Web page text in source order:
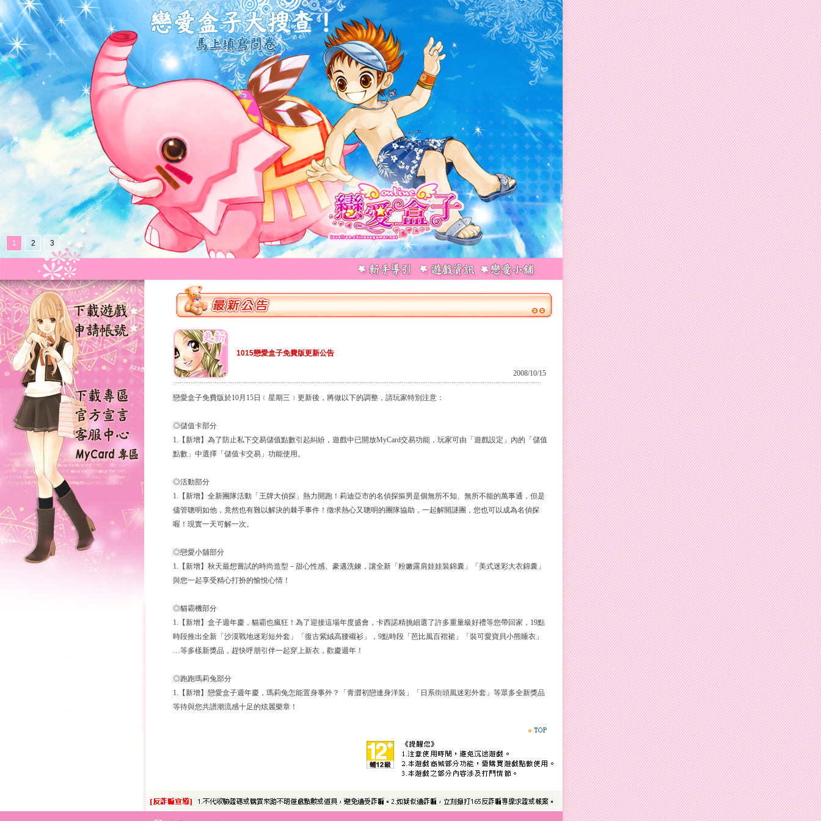
1 2 3
1015戀愛盒子免費版更新公告
2008/10/15
戀愛盒子免費版於10月15日﹝星期三﹞更新後，將做以下的調整，請玩家特別注意：
◎儲值卡部分
1.【新增】為了防止私下交易儲值點數引起糾紛，遊戲中已開放MyCard交易功能，玩家可由「遊戲設定」內的「儲值
點數」中選擇「儲值卡交易」功能使用。
◎活動部分
1.【新增】全新團隊活動「王牌大偵探」熱力開跑！莉迪亞市的名偵探摳男是個無所不知、無所不能的萬事通，但是
儘管聰明如他，竟然也有難以解決的棘手事件！徵求熱心又聰明的團隊協助，一起解開謎團，您也可以成為名偵探
喔！現實一天可解一次。
◎戀愛小舖部分
1.【新增】秋天最想嘗試的時尚造型－甜心性感、豪邁洗鍊，讓全新「粉嫩露肩娃娃裝錦囊」「美式迷彩大衣錦囊」
與您一起享受精心打扮的愉悅心情！
◎貓霸機部分
1.【新增】盒子週年慶，貓霸也瘋狂！為了迎接這場年度盛會，卡西諾精挑細選了許多重量級好禮等您帶回家，19點
時段推出全新「沙漠戰地迷彩短外套」「復古紫絨高腰襯衫」，9點時段「芭比風百褶裙」「裝可愛寶貝小熊睡衣」
…等多樣新獎品，趕快呼朋引伴一起穿上新衣，歡慶週年！
◎跑跑瑪莉兔部分
1.【新增】戀愛盒子週年慶，瑪莉兔怎能置身事外？「青澀初戀連身洋裝」「日系街頭風迷彩外套」等眾多全新獎品
等待與您共譜潮流感十足的炫麗樂章！